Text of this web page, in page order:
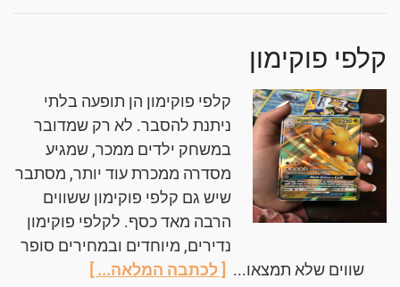
קלפי פוקימון
קלפי פוקימון הן תופעה בלתי
ניתנת להסבר. לא רק שמדובר
במשחק ילדים ממכר, שמגיע
מסדרה ממכרת עוד יותר, מסתבר
שיש גם קלפי פוקימון ששווים
הרבה מאד כסף. לקלפי פוקימון
נדירים, מיוחדים ובמחירים סופר
שווים שלא תמצאו... [ לכתבה המלאה... ]